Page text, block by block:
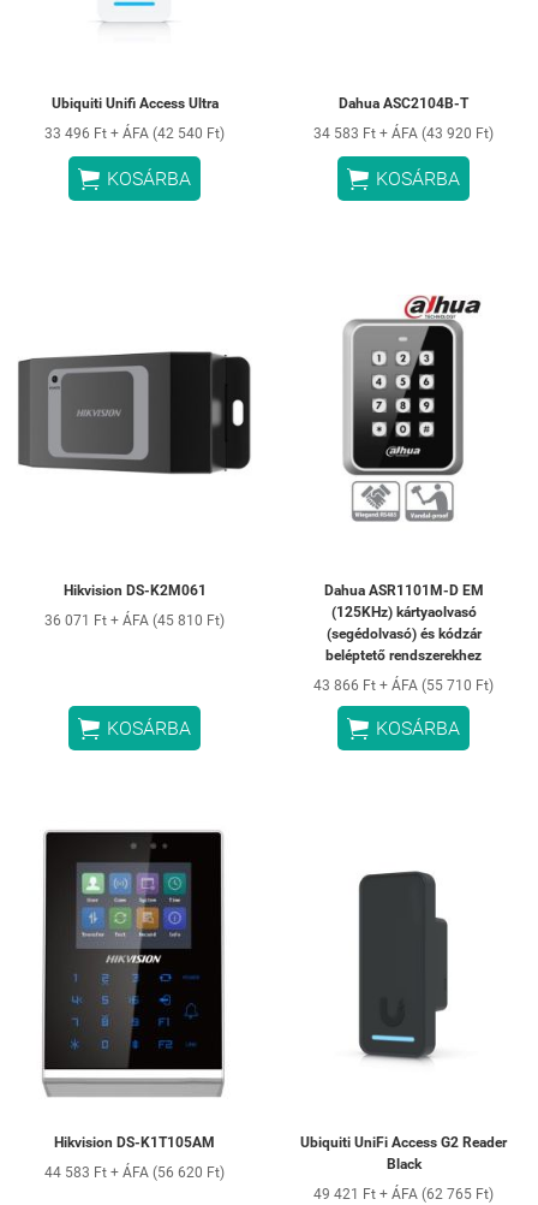
Ubiquiti Unifi Access Ultra
33 496 Ft + ÁFA (42 540 Ft)
 KOSÁRBA
Dahua ASC2104B-T
34 583 Ft + ÁFA (43 920 Ft)
 KOSÁRBA
Hikvision DS-K2M061
36 071 Ft + ÁFA (45 810 Ft)
 KOSÁRBA
Dahua ASR1101M-D EM
(125KHz) kártyaolvasó
(segédolvasó) és kódzár
beléptető rendszerekhez
43 866 Ft + ÁFA (55 710 Ft)
 KOSÁRBA
Hikvision DS-K1T105AM
44 583 Ft + ÁFA (56 620 Ft)
Ubiquiti UniFi Access G2 Reader
Black
49 421 Ft + ÁFA (62 765 Ft)